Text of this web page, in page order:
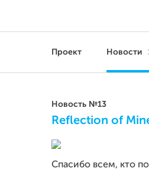
Проект Новости
Новость №13
Reflection of
Спасибо всем, кто